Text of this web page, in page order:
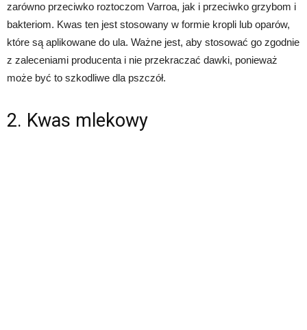
zarówno przeciwko roztoczom Varroa, jak i przeciwko grzybom i
bakteriom. Kwas ten jest stosowany w formie kropli lub oparów,
które są aplikowane do ula. Ważne jest, aby stosować go zgodnie
z zaleceniami producenta i nie przekraczać dawki, ponieważ
może być to szkodliwe dla pszczół.
2. Kwas mlekowy